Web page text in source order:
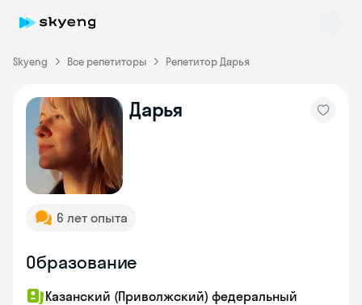
Skyeng Все репетиторы Репетитор Дарья
Дарья
6 лет опыта
Образование
Казанский (Приволжский) федеральный
Skyeng Chat
online